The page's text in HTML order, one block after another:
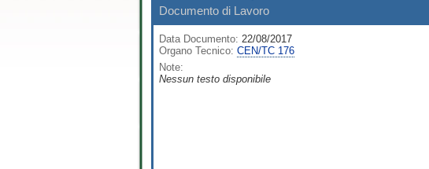
Documento di Lavoro
Data Documento: 22/08/2017
Organo Tecnico: CEN/TC 176
Note:
Nessun testo disponibile